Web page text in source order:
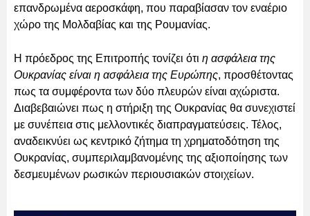
επανδρωμένα αεροσκάφη, που παραβίασαν τον εναέριο
χώρο της Μολδαβίας και της Ρουμανίας.
Η πρόεδρος της Επιτροπής τονίζει ότι η ασφάλεια της
Ουκρανίας είναι η ασφάλεια της Ευρώπης, προσθέτοντας
πως τα συμφέροντα των δύο πλευρών είναι αχώριστα.
Διαβεβαιώνει πως η στήριξη της Ουκρανίας θα συνεχιστεί
με συνέπεια στις μελλοντικές διαπραγματεύσεις. Τέλος,
αναδεικνύει ως κεντρικό ζήτημα τη χρηματοδότηση της
Ουκρανίας, συμπεριλαμβανομένης της αξιοποίησης των
δεσμευμένων ρωσικών περιουσιακών στοιχείων.